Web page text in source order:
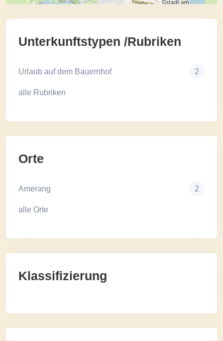
Unterkunftstypen /Rubriken
Urlaub auf dem Bauernhof 2
alle Rubriken
Orte
Amerang 2
alle Orte
Klassifizierung